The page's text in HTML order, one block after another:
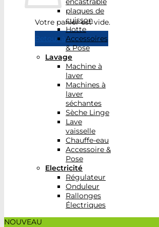
Votre panier est vide.
Retour à la boutique
plaques de
cuisson
Hotte
Accessoires
& Pose
Lavage
Machine à
laver
Machines à
laver
séchantes
Sèche Linge
Lave
vaisselle
Chauffe-eau
Accessoire &
Pose
Electricité
Régulateur
Onduleur
Rallonges
Électriques
NOUVEAU